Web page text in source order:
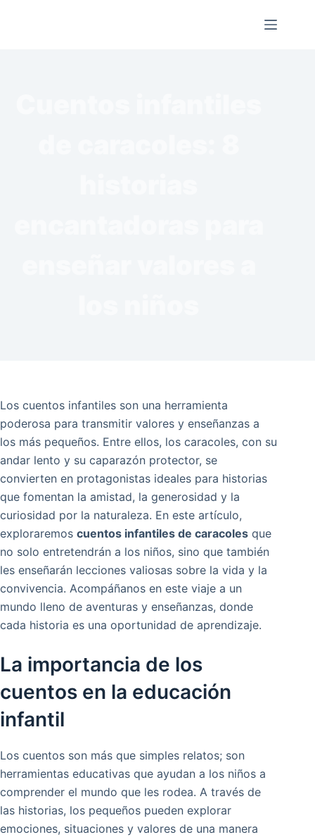
Los cuentos infantiles son una herramienta
poderosa para transmitir valores y enseñanzas a
los más pequeños. Entre ellos, los caracoles, con su
andar lento y su caparazón protector, se
convierten en protagonistas ideales para historias
que fomentan la amistad, la generosidad y la
curiosidad por la naturaleza. En este artículo,
exploraremos cuentos infantiles de caracoles que
no solo entretendrán a los niños, sino que también
les enseñarán lecciones valiosas sobre la vida y la
convivencia. Acompáñanos en este viaje a un
mundo lleno de aventuras y enseñanzas, donde
cada historia es una oportunidad de aprendizaje.
La importancia de los
cuentos en la educación
infantil
Los cuentos son más que simples relatos; son
herramientas educativas que ayudan a los niños a
comprender el mundo que les rodea. A través de
las historias, los pequeños pueden explorar
emociones, situaciones y valores de una manera